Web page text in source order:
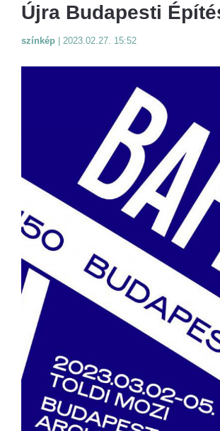
Újra Budapesti
színkép 2023.02.27. 15:52